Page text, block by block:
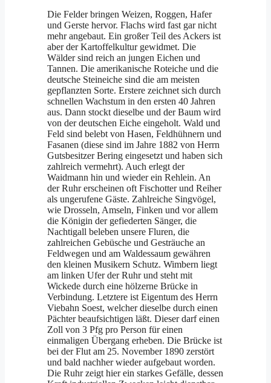
Die Felder bringen Weizen, Roggen, Hafer
und Gerste hervor. Flachs wird fast gar nicht
mehr angebaut. Ein großer Teil des Ackers ist
aber der Kartoffelkultur gewidmet. Die
Wälder sind reich an jungen Eichen und
Tannen. Die amerikanische Rot­eiche und die
deutsche Steineiche sind die am meisten
gepflanzten Sorte. Erstere zeichnet sich durch
schnellen Wachstum in den ersten 40 Jahren
aus. Dann stockt dieselbe und der Baum wird
von der deutschen Eiche eingeholt. Wald und
Feld sind belebt von Hasen, Feldhühnern und
Fasanen (diese sind im Jahre 1882 von Herrn
Gutsbesitzer Bering eingesetzt und haben sich
zahlreich vermehrt). Auch erlegt der
Waidmann hin und wieder ein Rehlein. An
der Ruhr erscheinen oft Fischotter und Reiher
als ungerufene Gäste. Zahlreiche Singvögel,
wie Drosseln, Amseln, Finken und vor allem
die Königin der gefiederten Sänger, die
Nachtigall beleben unsere Fluren, die
zahlreichen Gebüsche und Gesträuche an
Feldwegen und am Waldessaum gewähren
den kleinen Musikern Schutz. Wimbern liegt
am linken Ufer der Ruhr und steht mit
Wickede durch eine hölzerne Brücke in
Verbindung. Letztere ist Eigentum des Herrn
Viebahn Soest, welcher dieselbe durch einen
Pächter beaufsichtigen läßt. Dieser darf einen
Zoll von 3 Pfg pro Person für einen
einmaligen Übergang erheben. Die Brücke ist
bei der Flut am 25. November 1890 zerstört
und bald nachher wieder aufgebaut worden.
Die Ruhr zeigt hier ein starkes Gefälle, dessen